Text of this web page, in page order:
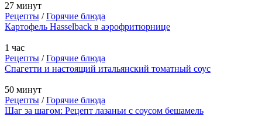
27 минут
Рецепты /Горячие блюда
Картофель Hasselback в аэрофритюрнице
1 час
Рецепты /Горячие блюда
Спагетти и настоящий итальянский томатный соус
50 минут
Рецепты /Горячие блюда
Шаг за шагом: Рецепт лазаньи с соусом бешамель